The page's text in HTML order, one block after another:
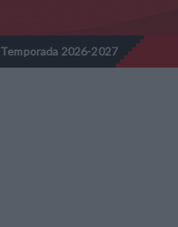
2027 // Nota Informativa